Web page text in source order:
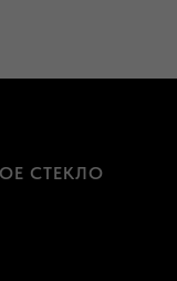
СТЕКЛО